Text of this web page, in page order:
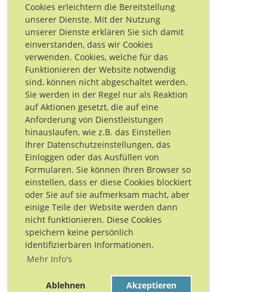
Cookies erleichtern die Bereitstellung
unserer Dienste. Mit der Nutzung
unserer Dienste erklären Sie sich damit
einverstanden, dass wir Cookies
verwenden. Cookies, welche für das
Funktionieren der Website notwendig
sind, können nicht abgeschaltet werden.
Sie werden in der Regel nur als Reaktion
auf Aktionen gesetzt, die auf eine
Anforderung von Dienstleistungen
hinauslaufen, wie z.B. das Einstellen
Ihrer Datenschutzeinstellungen, das
Einloggen oder das Ausfüllen von
Formularen. Sie können Ihren Browser so
einstellen, dass er diese Cookies blockiert
oder Sie auf sie aufmerksam macht, aber
einige Teile der Website werden dann
nicht funktionieren. Diese Cookies
speichern keine persönlich
identifizierbaren Informationen.
Mehr Info's
Ablehnen Akzeptieren